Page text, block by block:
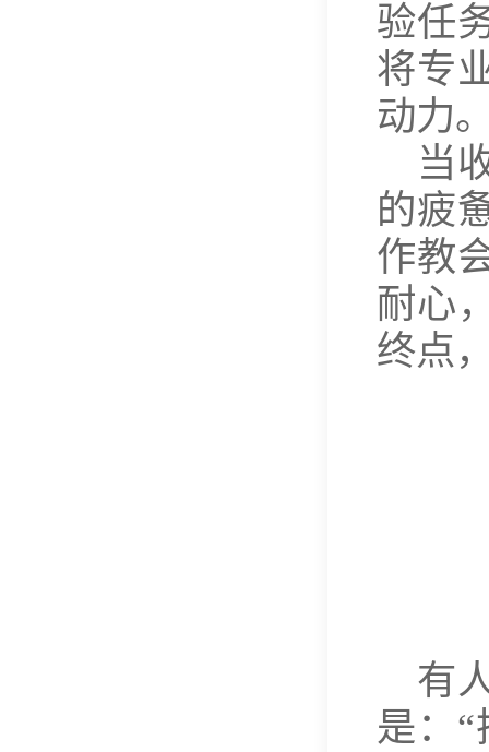
验任
将专
动力
当
的疲
作教
耐心
终点
有
是：